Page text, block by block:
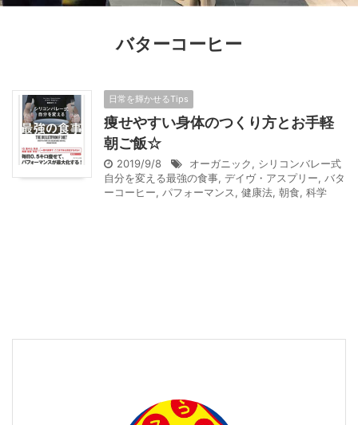
バターコーヒー
日常を輝かせるTips
痩せやすい身体のつくり方とお手軽
朝ご飯☆
2019/9/8 オーガニック, シリコンバレー式
自分を変える最強の食事, デイヴ・アスプリー, バタ
ーコーヒー, パフォーマンス, 健康法, 朝食, 科学